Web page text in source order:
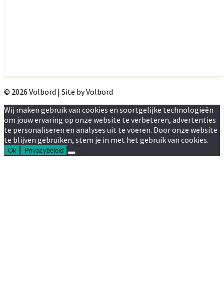
© 2026 Volbord | Site by Volbord
Wij maken gebruik van cookies en soortgelijke technologieën
om jouw ervaring op onze website te verbeteren, advertenties
te personaliseren en analyses uit te voeren. Door onze website
te blijven gebruiken, stem je in met het gebruik van cookies.
Ok Privacybeleid